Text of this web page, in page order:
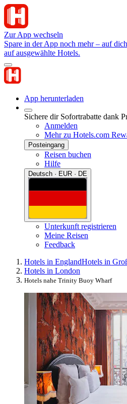
Zur App wechseln
Spare in der App noch mehr – auf
auf ausgewählte Hotels.
App herunterladen
Sichere dir Sofortrabatte dank
Anmelden
Mehr zu Hotels.com
Posteingang
Reisen buchen
Hilfe
Deutsch · EUR · DE
Unterkunft registrieren
Meine Reisen
Feedback
Hotels in EnglandHotels in
Hotels in London
Hotels nahe Trinity Buoy Wharf